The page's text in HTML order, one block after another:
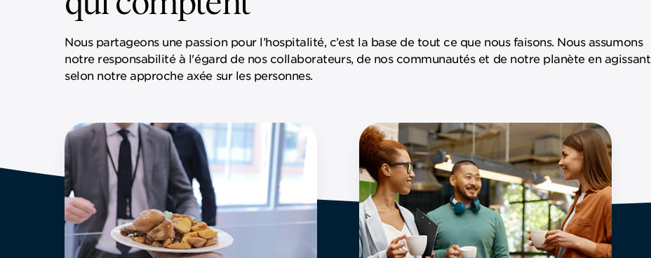
Nous partageons une passion pour l’hospitalité, c’est la base de tout ce que nous faisons. Nous assumons
notre responsabilité à l'égard de nos collaborateurs, de nos communautés et de notre planète en agissant
selon notre approche axée sur les personnes.